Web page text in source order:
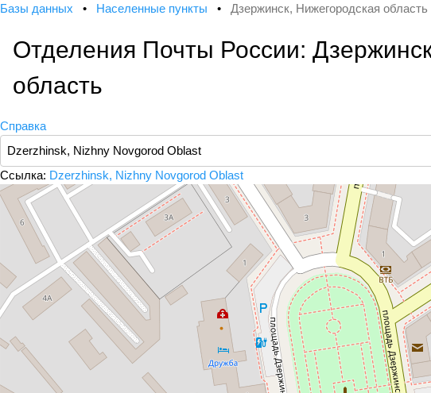
Базы данных • Населенные пункты • Дзержинск, Нижегородская область
Отделения Почты России:
область
Справка
Ссылка: Dzerzhinsk, Nizhny Novgorod Oblast